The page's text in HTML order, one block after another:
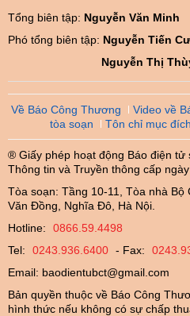
Tổng biên tập: Nguyễn Văn Minh
Phó tổng biên tập: Nguyễn Tiến
Nguyễn Thị
Về Báo Công Thương Video về
tòa soạn
Tôn chỉ mục đích
® Giấy phép hoạt động Báo điện tử
Thông tin và Truyền thông cấp
Tòa soạn: Tầng 10-11, Tòa nhà
Văn Đồng, Nghĩa Đô, Hà Nội.
Hotline:
0866.59.4498
Tel:
0243.936.6400 - Fax:
Email: baodientubct@gmail.com
Bản quyền thuộc về Báo Công
hình thức nếu không có sự chấp